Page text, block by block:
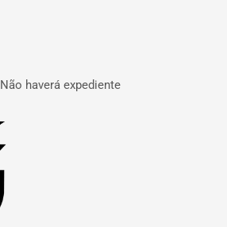
Não haverá expediente